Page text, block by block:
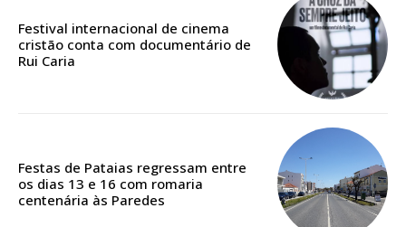
Acesso ao conteúdo online
Acesso aos conteúdos Exclusivos para
Festival internacional de cinema
cristão conta com documentário de
Rui Caria
Festas de Pataias regressam entre
os dias 13 e 16 com romaria
centenária às Paredes